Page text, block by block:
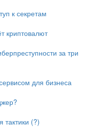
к секретам
криптовалют
за три
для бизнеса
(?)